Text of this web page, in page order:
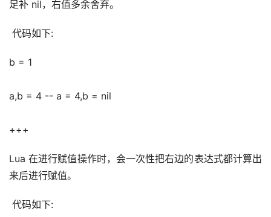
足补 nil，右值多余舍弃。
代码如下:
b = 1
a,b = 4 -- a = 4,b = nil
+++
Lua 在进行赋值操作时，会一次性把右边的表达式都计算出
来后进行赋值。
代码如下: